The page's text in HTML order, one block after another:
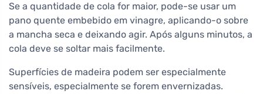
Se a quantidade de cola for maior, pode-se usar um
pano quente embebido em vinagre, aplicando-o sobre
a mancha seca e deixando agir. Após alguns minutos, a
cola deve se soltar mais facilmente.
Superfícies de madeira podem ser especialmente
sensíveis, especialmente se forem envernizadas.